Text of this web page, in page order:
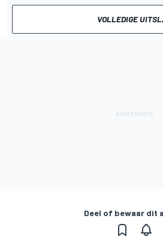
VOLLEDIGE
Deel of bewaar dit